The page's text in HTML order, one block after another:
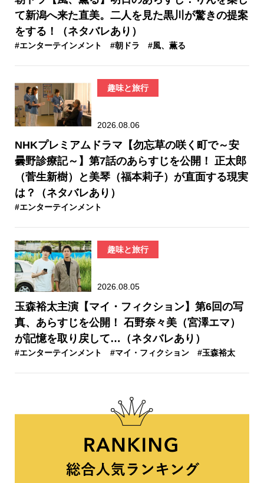
て新潟へ来た直美。二人を見た黒川が驚きの提案
をする！（ネタバレあり）
#エンターテインメント #朝ドラ #風、薫る
趣味と旅行
2026.08.06
NHKプレミアムドラマ【勿忘草の咲く町で～安
曇野診療記～】第7話のあらすじを公開！ 正太郎
（菅生新樹）と美琴（福本莉子）が直面する現実
は？（ネタバレあり）
#エンターテインメント
趣味と旅行
2026.08.05
玉森裕太主演【マイ・フィクション】第6回の写
真、あらすじを公開！ 石野奈々美（宮澤エマ）
が記憶を取り戻して…（ネタバレあり）
#エンターテインメント #マイ・フィクション #玉森裕太